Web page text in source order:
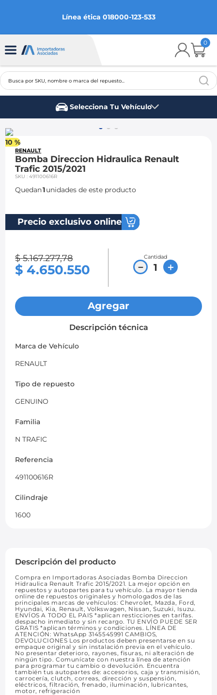
Línea ética 018000-123-533
0
Busca por SKU, nombre o marca del repuesto...
Selecciona Tu Vehículo
10 %
RENAULT
Bomba Direccion Hidraulica Renault
Trafic 2015/2021
SKU:491100616R
Quedan1unidades de este producto
Precio exclusivo online
$ 5.167.277,78
$ 4.650.550
Cantidad
＋
－
Agregar
Descripción técnica
Marca de Vehículo
RENAULT
Tipo de repuesto
GENUINO
Familia
N TRAFIC
Referencia
491100616R
Cilindraje
1600
Descripción del producto
Compra en Importadoras Asociadas Bomba Direccion
Hidraulica Renault Trafic 2015/2021. La mejor opción en
repuestos y autopartes para tu vehículo. La mayor tienda
online de repuestos originales y homologados de las
principales marcas de vehículos: Chevrolet, Mazda, Ford,
Hyundai, Kia, Renault, Volkswagen, Nissan, Suzuki, Isuzu.
ENVÍOS A TODO EL PAIS *aplican resticciones en tarifas.
despacho inmediato y sin recargo. TU ENVÍO PUEDE SER
GRATIS *aplican términos y condiciones. LÍNEA DE
ATENCIÓN: WhatsApp 3145545991 CAMBIOS,
DEVOLUCIONES Los productos deben presentarse en su
empaque original y sin instalación previa en el vehículo.
No presentar deterioro, rayones, fisuras, ni alteración de
ningún tipo. Comunícate con nuestra línea de atención
para programar tu cambio o devolución. Encuentra
también tus autopartes de: accesorios, caja y transmisión,
carrocería, clutch, correas, dirección y suspensión,
eléctricos, filtración, frenado, iluminación, lubricantes,
motor, refrigeración
2
3.
spark gt
ford fiesta
7.
sail
10. chevrolet sail